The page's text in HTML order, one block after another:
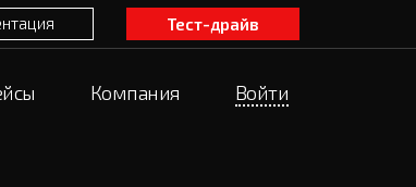
Тест-драйв
Компания Войти